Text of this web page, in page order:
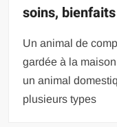
soins,
Un animal de
gardée à la
un animal
plusieurs types